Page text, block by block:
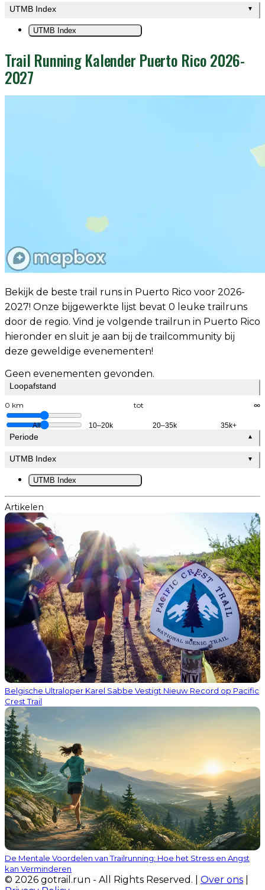
UTMB Index ▼
UTMB Index
Trail Running Kalender Puerto Rico 2026-
2027
Bekijk de beste trail runs in Puerto Rico voor 2026-
2027! Onze bijgewerkte lijst bevat 0 leuke trailruns
door de regio. Vind je volgende trailrun in Puerto Rico
hieronder en sluit je aan bij de trailcommunity bij
deze geweldige evenementen!
Geen evenementen gevonden.
Loopafstand
0 km tot ∞
All 10–20k 20–35k 35k+
Periode ▲
UTMB Index ▼
UTMB Index
Artikelen
Belgische Ultraloper Karel Sabbe Vestigt Nieuw Record op Pacific
Crest Trail
De Mentale Voordelen van Trailrunning: Hoe het Stress en Angst
kan Verminderen
© 2026 gotrail.run - All Rights Reserved. | Over ons